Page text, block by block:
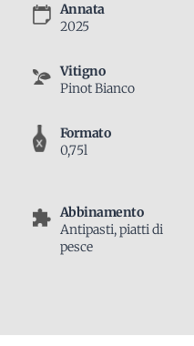
Annata
2025
Vitigno
Pinot Bianco
Formato
0,75l
Abbinamento
Antipasti, piatti di
pesce